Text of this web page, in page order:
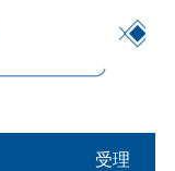
受理